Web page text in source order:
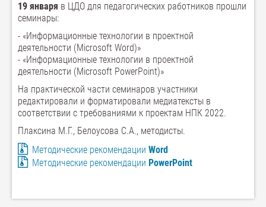
19 января в ЦДО для педагогических работников прошли
семинары:
- «Информационные технологии в проектной
деятельности (Microsoft Word)»
- «Информационные технологии в проектной
деятельности (Microsoft PowerPoint)»
На практической части семинаров участники
редактировали и форматировали медиатексты в
соответствии с требованиями к проектам НПК 2022.
Плаксина М.Г., Белоусова С.А., методисты.
Методические рекомендации Word
Методические рекомендации PowerPoint